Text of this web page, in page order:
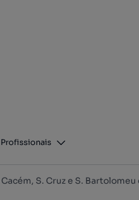
Profissionais
S. Cruz e S. Bartolomeu